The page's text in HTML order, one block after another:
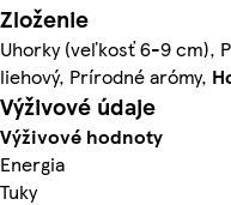
Zloženie
Uhorky (veľkosť 6-9 cm),
liehový, Prírodné arómy,
Výživové údaje
Výživové hodnoty
Energia
Tuky